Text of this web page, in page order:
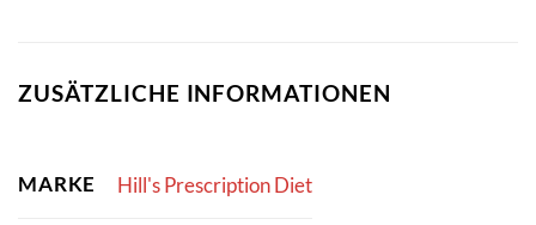
ZUSÄTZLICHE INFORMATIONEN
MARKE Hill's Prescription Diet